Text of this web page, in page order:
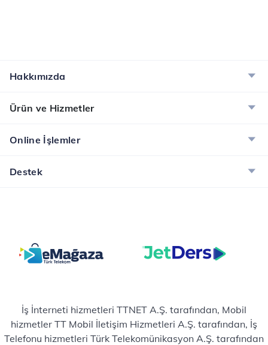
Hakkımızda
Ürün ve Hizmetler
Online İşlemler
Destek
İş İnterneti hizmetleri TTNET A.Ş. tarafından, Mobil
hizmetler TT Mobil İletişim Hizmetleri A.Ş. tarafından, İş
Telefonu hizmetleri Türk Telekomünikasyon A.Ş. tarafından